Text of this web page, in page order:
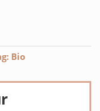
Bio